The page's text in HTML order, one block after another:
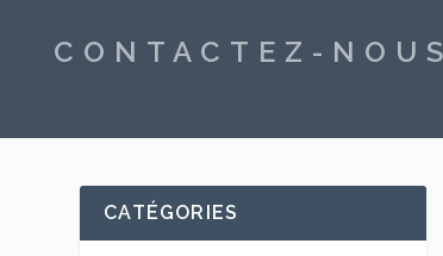
CONTACTEZ-NOUS
CATÉGORIES